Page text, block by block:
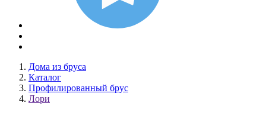
Дома из бруса
Каталог
Профилированный брус
Лори